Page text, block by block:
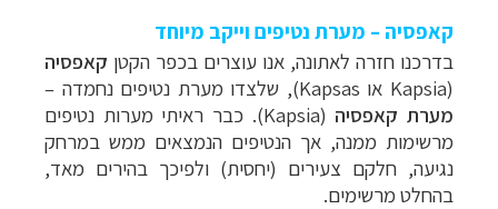
קאפסיה – מערת נטיפים וייקב מיוחד
בדרכנו חזרה לאתונה, אנו עוצרים בכפר הקטן קאפסיה
(
Kapsia או Kapsas), שלצדו מערת נטיפים נחמדה –
מערת קאפסיה (
Kapsia). כבר ראיתי מערות נטיפים
מרשימות ממנה, אך הנטיפים הנמצאים ממש במרחק
נגיעה, חלקם צעירים (יחסית) ולפיכך בהירים מאד,
בהחלט מרשימים.